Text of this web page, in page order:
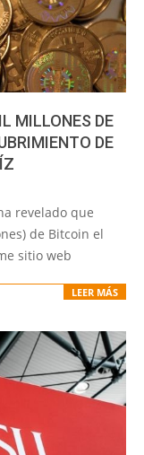
MILLONES DE
DE
revelado que
de Bitcoin el
sitio web
LEER MÁS